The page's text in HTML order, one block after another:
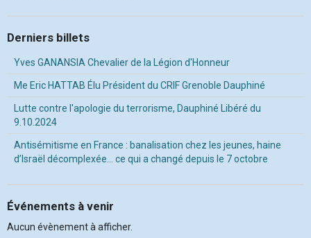
Derniers billets
Yves GANANSIA Chevalier de la Légion d'Honneur
Me Eric HATTAB Élu Président du CRIF Grenoble Dauphiné
Lutte contre l'apologie du terrorisme, Dauphiné Libéré du
9.10.2024
Antisémitisme en France : banalisation chez les jeunes, haine
d’Israël décomplexée… ce qui a changé depuis le 7 octobre
Événements à venir
Aucun évènement à afficher.